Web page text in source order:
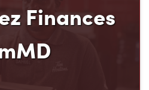
Finances